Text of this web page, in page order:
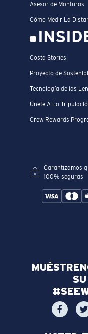
Asesor de Monturas
Cómo Medir La
Costa Stories
Proyecto de
Tecnología de las
Únete A La
Crew Rewards
Garantizamos
100% seguras